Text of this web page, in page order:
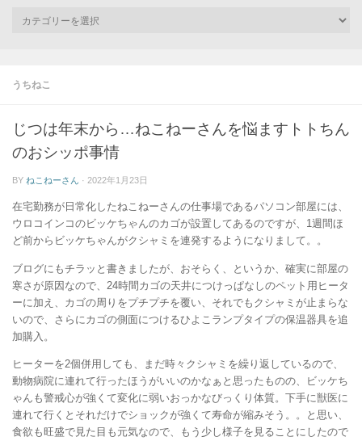
うちねこ
じつは年末から…ねこねーさんを悩ますトトちん
のおシッポ事情
BY ねこねーさん · 2022年1月23日
在宅勤務が日常化したねこねーさんの仕事場であるパソコン部屋には、
ウロコインコのビッケちゃんのカゴが設置してあるのですが、1週間ほ
ど前からビッケちゃんがクシャミを連発するようになりまして。。
ブログにもチラッと書きましたが、おそらく、というか、確実に部屋の
寒さが原因なので、24時間カゴの天井につけっぱなしのペット用ヒータ
ーに加え、カゴの周りをプチプチを覆い、それでもクシャミが止まらな
いので、さらにカゴの側面につけるひよこランプタイプの保温器具を追
加購入。
ヒーターを2個併用しても、まだ時々クシャミを繰り返しているので、
動物病院に連れて行ったほうがいいのかなぁと思ったものの、ビッケち
ゃんも警戒心が強くて変化に弱いおっかなびっくり体質。下手に獣医に
連れて行くとそれだけでショックが強くて寿命が縮みそう。。と思い、
食欲も旺盛で見た目も元気なので、もう少し様子を見ることにしたので
ゴ